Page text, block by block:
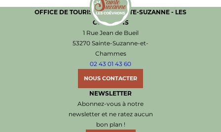
Office de Tourisme de Sainte-Suzanne les
OFFICE DE TOURISME DE SAINTE-SUZANNE - LES
COËVRONS
1 Rue Jean de Bueil
53270 Sainte-Suzanne-et-
Chammes
02 43 01 43 60
NOUS CONTACTER
NEWSLETTER
Abonnez-vous à notre
newsletter et ne ratez aucun
bon plan !